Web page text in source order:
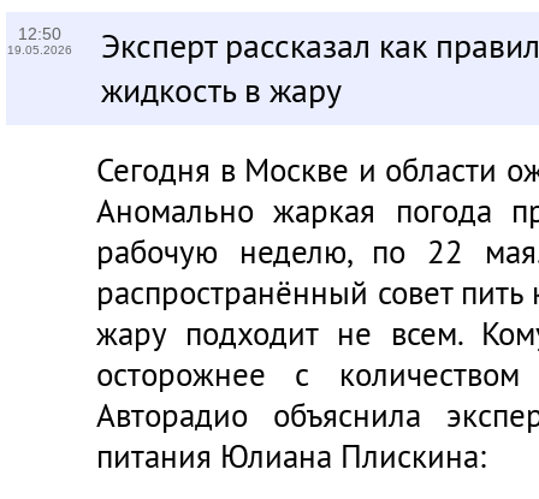
12:50
19.05.2026
Эксперт рассказал как
жидкость в жару
Сегодня в Москве и области
Аномально жаркая погода
рабочую неделю, по 22
распространённый совет
жару подходит не всем.
осторожнее с
Авторадио объяснила
питания Юлиана Плискина: